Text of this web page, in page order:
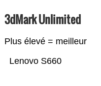
3dMark Unlimited
Plus élevé = meilleur
Lenovo S660